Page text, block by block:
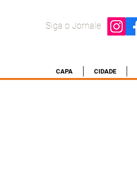
Siga o Jornale
CAPA CIDADE